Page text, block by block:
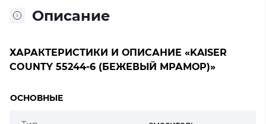
Описание
ХАРАКТЕРИСТИКИ И ОПИСАНИЕ «KAISER
COUNTY 55244-6 (БЕЖЕВЫЙ МРАМОР)»
ОСНОВНЫЕ